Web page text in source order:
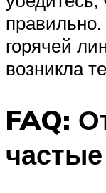
горячей
возникла
FAQ: